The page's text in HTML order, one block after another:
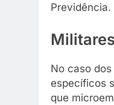
Previdência.
No caso
específicos
que